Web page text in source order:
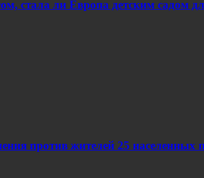
стала ли Европа детским садом
против жителей 25 населенных